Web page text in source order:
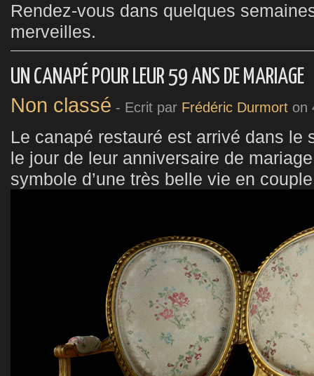
Rendez-vous dans quelques
merveilles.
UN CANAPÉ POUR LEUR 59 ANS DE MARIAGE
Non classé - Ecrit par Frédéric Durmort on
Le canapé restauré est arrivé dans le
le jour de leur anniversaire de
symbole d’une très belle vie en